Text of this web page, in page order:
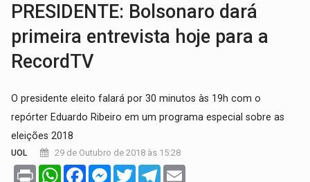
PRESIDENTE: Bolsonaro dará
primeira entrevista hoje para a
RecordTV
O presidente eleito falará por 30 minutos às 19h com o
repórter Eduardo Ribeiro em um programa especial sobre as
eleições 2018
UOL 29 de Outubro de 2018 às 15:28
Print WhatsAppFacebookMessenger
TwitterTelegram